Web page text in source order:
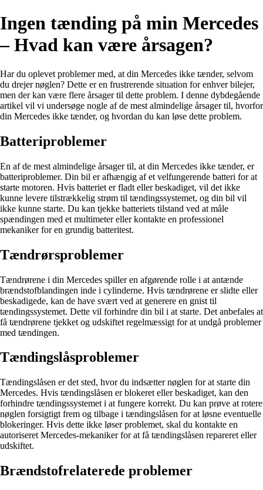
Ingen tænding på min Mercedes
– Hvad kan være årsagen?
Har du oplevet problemer med, at din Mercedes ikke tænder, selvom
du drejer nøglen? Dette er en frustrerende situation for enhver bilejer,
men der kan være flere årsager til dette problem. I denne dybdegående
artikel vil vi undersøge nogle af de mest almindelige årsager til, hvorfor
din Mercedes ikke tænder, og hvordan du kan løse dette problem.
Batteriproblemer
En af de mest almindelige årsager til, at din Mercedes ikke tænder, er
batteriproblemer. Din bil er afhængig af et velfungerende batteri for at
starte motoren. Hvis batteriet er fladt eller beskadiget, vil det ikke
kunne levere tilstrækkelig strøm til tændingssystemet, og din bil vil
ikke kunne starte. Du kan tjekke batteriets tilstand ved at måle
spændingen med et multimeter eller kontakte en professionel
mekaniker for en grundig batteritest.
Tændrørsproblemer
Tændrørene i din Mercedes spiller en afgørende rolle i at antænde
brændstofblandingen inde i cylinderne. Hvis tændrørene er slidte eller
beskadigede, kan de have svært ved at generere en gnist til
tændingssystemet. Dette vil forhindre din bil i at starte. Det anbefales at
få tændrørene tjekket og udskiftet regelmæssigt for at undgå problemer
med tændingen.
Tændingslåsproblemer
Tændingslåsen er det sted, hvor du indsætter nøglen for at starte din
Mercedes. Hvis tændingslåsen er blokeret eller beskadiget, kan den
forhindre tændingssystemet i at fungere korrekt. Du kan prøve at rotere
nøglen forsigtigt frem og tilbage i tændingslåsen for at løsne eventuelle
blokeringer. Hvis dette ikke løser problemet, skal du kontakte en
autoriseret Mercedes-mekaniker for at få tændingslåsen repareret eller
udskiftet.
Brændstofrelaterede problemer